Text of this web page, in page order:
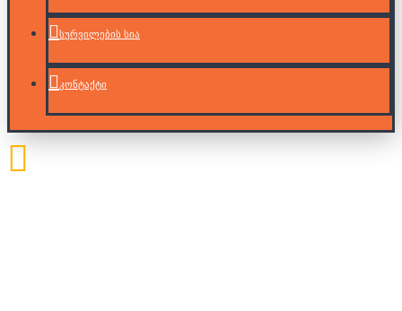
სურვილების სია
კონტაქტი